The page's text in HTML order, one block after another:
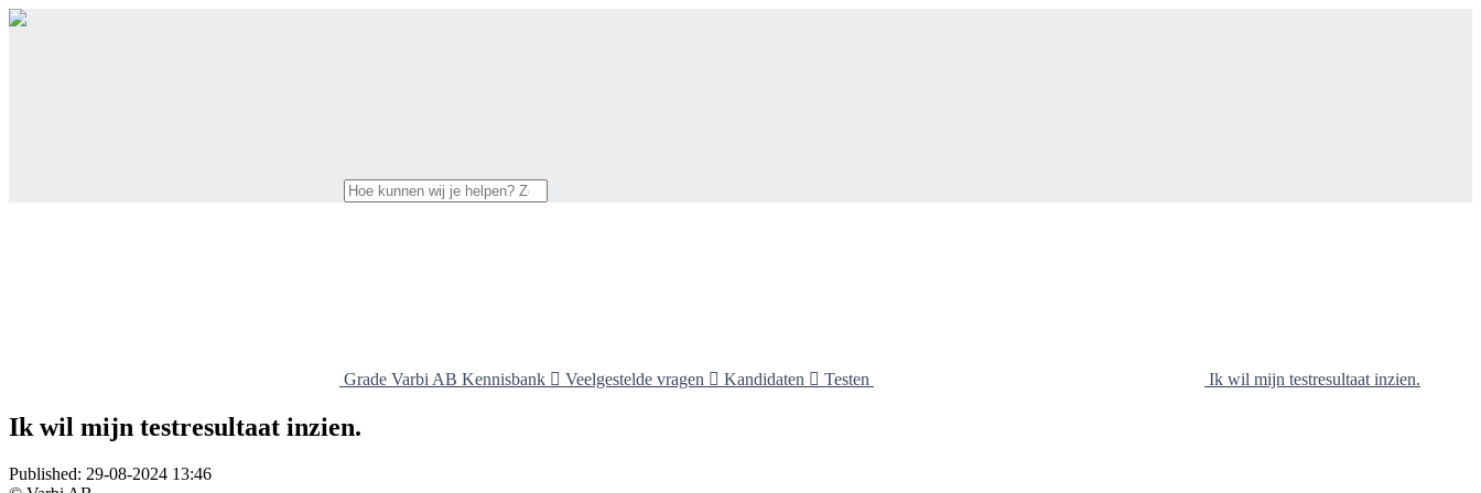
Grade Varbi AB Kennisbank  Veelgestelde vragen  Kandidaten  Testen Ik wil mijn testresultaat inzien.
Ik wil mijn testresultaat inzien.
Published: 29-08-2024 13:46